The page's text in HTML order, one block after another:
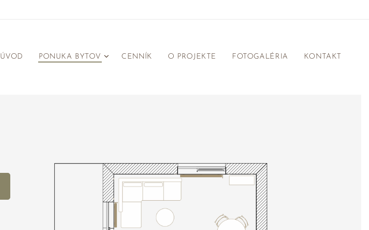
ÚVOD PONUKA BYTOV CENNÍK O PROJEKTE FOTOGALÉRIA KONTAKT